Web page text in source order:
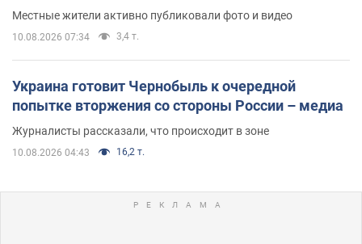
Местные жители активно публиковали фото и видео
10.08.2026 07:34 3,4 т.
Украина готовит Чернобыль к очередной
попытке вторжения со стороны России – медиа
Журналисты рассказали, что происходит в зоне
10.08.2026 04:43 16,2 т.